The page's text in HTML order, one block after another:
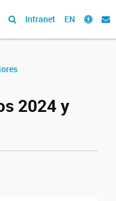
Intranet EN
2024 y